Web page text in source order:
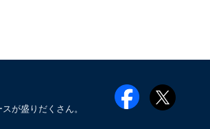
が盛りだくさん。